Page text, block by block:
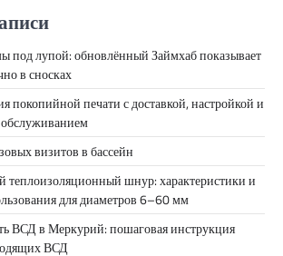
под лупой: обновлённый Займхаб показывает
в сносках
покопийной печати с доставкой, настройкой и
визитов в бассейн
теплоизоляционный шнур: характеристики и
для диаметров 6–60 мм
ВСД в Меркурий: пошаговая инструкция
ВСД